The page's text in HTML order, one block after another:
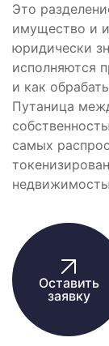
Оставить
заявку
Это
имущество и
юридически
исполняются
и как
Путаница
самых